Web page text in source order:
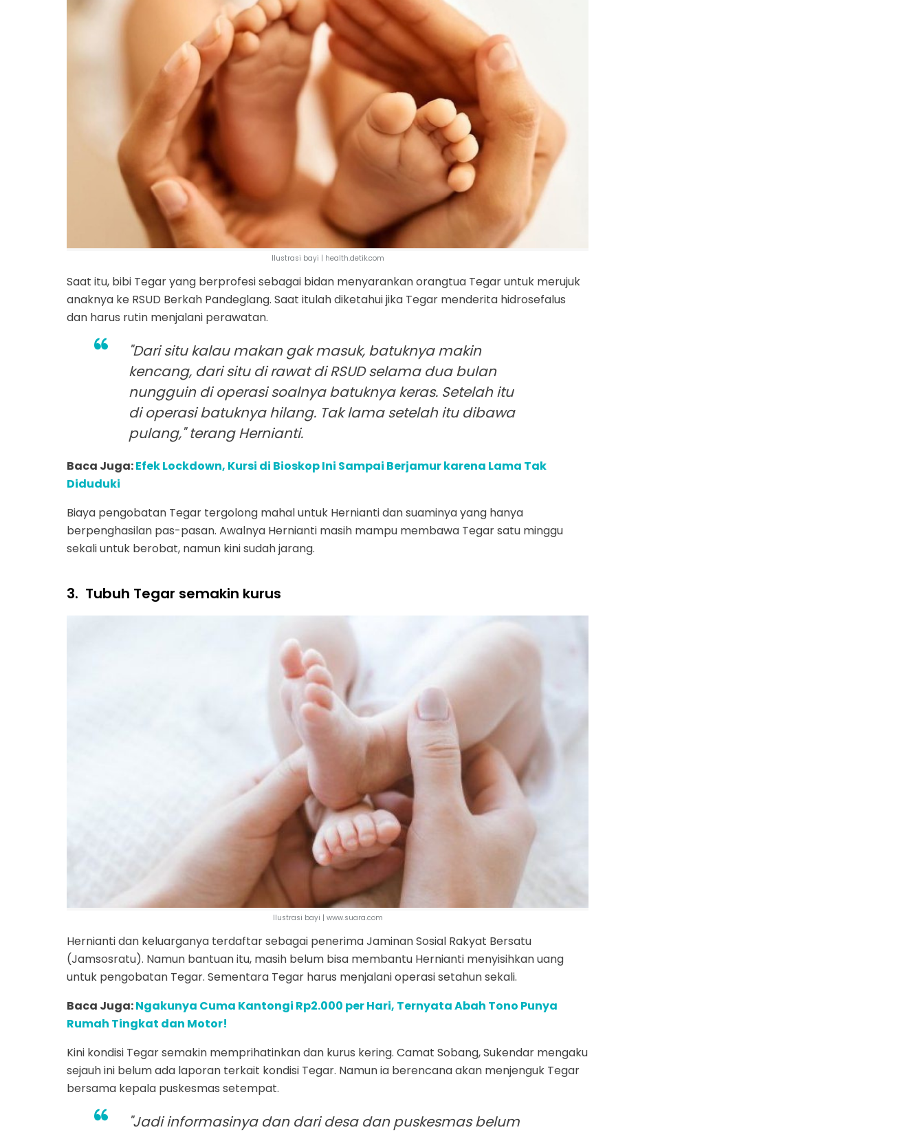
Ilustrasi bayi | health.detik.com
Saat itu, bibi Tegar yang berprofesi sebagai bidan menyarankan orangtua Tegar untuk merujuk
anaknya ke RSUD Berkah Pandeglang. Saat itulah diketahui jika Tegar menderita hidrosefalus
dan harus rutin menjalani perawatan.
"Dari situ kalau makan gak masuk, batuknya makin
kencang, dari situ di rawat di RSUD selama dua bulan
nungguin di operasi soalnya batuknya keras. Setelah itu
di operasi batuknya hilang. Tak lama setelah itu dibawa
pulang," terang Hernianti.
Baca Juga:Efek Lockdown, Kursi di Bioskop Ini Sampai Berjamur karena Lama Tak
Diduduki
Biaya pengobatan Tegar tergolong mahal untuk Hernianti dan suaminya yang hanya
berpenghasilan pas-pasan. Awalnya Hernianti masih mampu membawa Tegar satu minggu
sekali untuk berobat, namun kini sudah jarang.
3. Tubuh Tegar semakin kurus
Ilustrasi bayi | www.suara.com
Hernianti dan keluarganya terdaftar sebagai penerima Jaminan Sosial Rakyat Bersatu
(Jamsosratu). Namun bantuan itu, masih belum bisa membantu Hernianti menyisihkan uang
untuk pengobatan Tegar. Sementara Tegar harus menjalani operasi setahun sekali.
Baca Juga:Ngakunya Cuma Kantongi Rp2.000 per Hari, Ternyata Abah Tono Punya
Rumah Tingkat dan Motor!
Kini kondisi Tegar semakin memprihatinkan dan kurus kering. Camat Sobang, Sukendar mengaku
sejauh ini belum ada laporan terkait kondisi Tegar. Namun ia berencana akan menjenguk Tegar
bersama kepala puskesmas setempat.
"Jadi informasinya dan dari desa dan puskesmas belum